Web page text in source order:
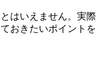
はいえません。実際
おきたいポイントを